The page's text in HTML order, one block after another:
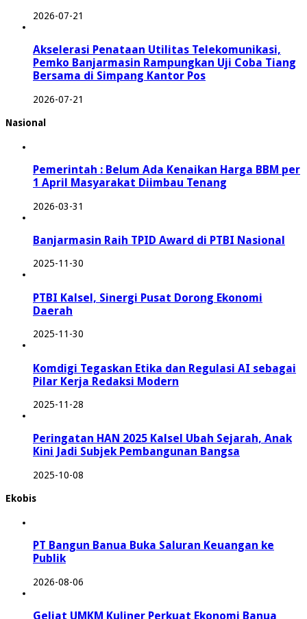
2026-07-21
Akselerasi Penataan Utilitas Telekomunikasi,
Pemko Banjarmasin Rampungkan Uji Coba Tiang
Bersama di Simpang Kantor Pos
2026-07-21
Nasional
Pemerintah : Belum Ada Kenaikan Harga BBM per
1 April Masyarakat Diimbau Tenang
2026-03-31
Banjarmasin Raih TPID Award di PTBI Nasional
2025-11-30
PTBI Kalsel, Sinergi Pusat Dorong Ekonomi
Daerah
2025-11-30
Komdigi Tegaskan Etika dan Regulasi AI sebagai
Pilar Kerja Redaksi Modern
2025-11-28
Peringatan HAN 2025 Kalsel Ubah Sejarah, Anak
Kini Jadi Subjek Pembangunan Bangsa
2025-10-08
Ekobis
PT Bangun Banua Buka Saluran Keuangan ke
Publik
2026-08-06
Geliat UMKM Kuliner Perkuat Ekonomi Banua